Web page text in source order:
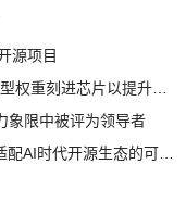
源项目
象限中被评为领导者